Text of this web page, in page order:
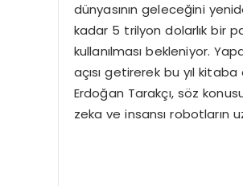
dünyasının geleceğini
kadar 5 trilyon dolarlık bir
kullanılması bekleniyor.
açısı getirerek bu yıl
Erdoğan Tarakçı, söz
zeka ve insansı robotların